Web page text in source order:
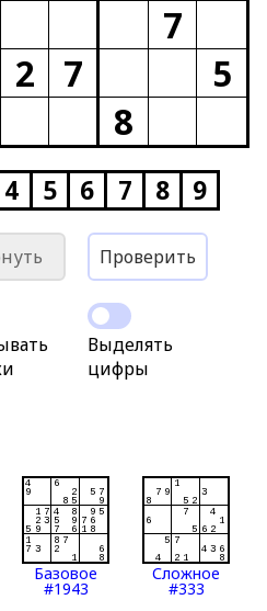
7
2 7
5
8
4 5 6 7 8 9
Проверить
Выделять
цифры
Базовое
#1943
Сложное
#333